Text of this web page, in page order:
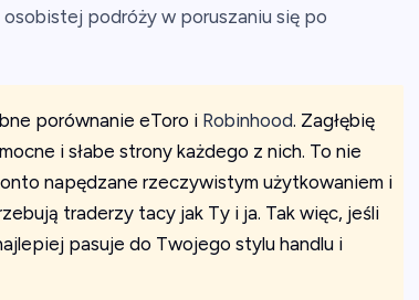
podróży w poruszaniu się po
porównanie eToro i Robinhood. Zagłębię
i słabe strony każdego z nich. To nie
napędzane rzeczywistym użytkowaniem i
traderzy tacy jak Ty i ja. Tak więc, jeśli
pasuje do Twojego stylu handlu i